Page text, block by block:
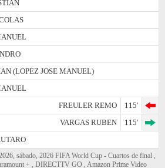
(LOPEZ JOSE MANUEL)
FREULER REMO
115'
VARGAS RUBEN
115'
sábado, 2026 FIFA World Cup - Cuartos de final ,
+ , DIRECTTV GO , Amazon Prime Video